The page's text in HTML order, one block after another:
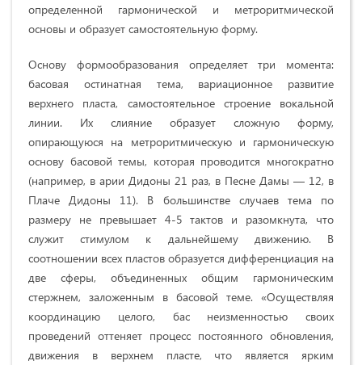
определенной гармонической и метроритмической
основы и образует самостоятельную форму.
Основу формообразования определяет три момента:
басовая остинатная тема, вариационное развитие
верхнего пласта, самостоятельное строение вокальной
линии. Их слияние образует сложную форму,
опирающуюся на метроритмическую и гармоническую
основу басовой темы, которая проводится многократно
(например, в арии Дидоны 21 раз, в Песне Дамы — 12, в
Плаче Дидоны 11). В большинстве случаев тема по
размеру не превышает 4-5 тактов и разомкнута, что
служит стимулом к дальнейшему движению. В
соотношении всех пластов образуется дифференциация на
две сферы, объединенных общим гармоническим
стержнем, заложенным в басовой теме. «Осуществляя
координацию целого, бас неизменностью своих
проведений оттеняет процесс постоянного обновления,
движения в верхнем пласте, что является ярким